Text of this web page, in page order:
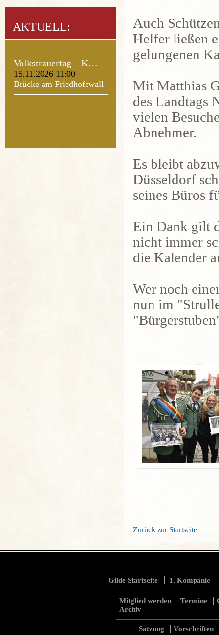
AKTUELL:
Volkstrauertag – K…
15.11.2026 11:00
Brücke am Friedhofswall
Auch
Helfer ließen
gelungenen
Mit Matthias
des Landtags
vielen
Abnehmer.
Es bleibt
Düsseldorf
seines Büros
Ein Dank gilt
nicht immer
die Kalender
Wer noch
nun im
Zurück zur Startseite
Gilde Startseite 1. Kompanie
Mitglied werden Termine
Archiv
Satzung Vorschriften